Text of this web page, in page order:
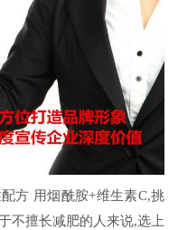
方 用烟酰胺+维生素C,挑
不擅长减肥的人来说,选上